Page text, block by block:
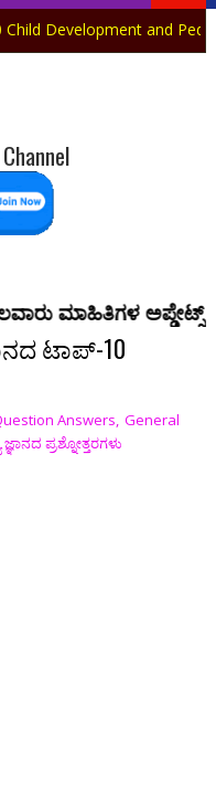
and Pedagogy Quiz
ಅಪ್ಡೇಟ್ಸ್ ಪಡೆಯಲು
ಟಾಪ್-10
Answers, General
ಪ್ರಶ್ನೋತ್ತರಗಳು